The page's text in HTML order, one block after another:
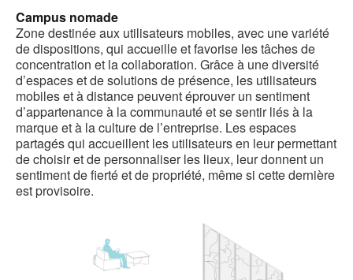
Campus nomade
Zone destinée aux utilisateurs mobiles, avec une variété
de dispositions, qui accueille et favorise les tâches de
concentration et la collaboration. Grâce à une diversité
d’espaces et de solutions de présence, les utilisateurs
mobiles et à distance peuvent éprouver un sentiment
d’appartenance à la communauté et se sentir liés à la
marque et à la culture de l’entreprise. Les espaces
partagés qui accueillent les utilisateurs en leur permettant
de choisir et de personnaliser les lieux, leur donnent un
sentiment de fierté et de propriété, même si cette dernière
est provisoire.